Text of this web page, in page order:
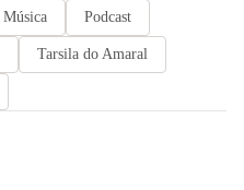
Música Podcast
Tarsila do Amaral